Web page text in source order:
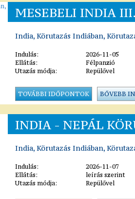
MESEBELI INDIA
India, Körutazás Indiában,
Indulás:
2026-11-05
Ellátás:
Félpanzió
Utazás módja:
Repülővel
TOVÁBBI IDŐPONTOK BŐVEBB
INDIA - NEPÁL
India, Körutazás Indiában,
Indulás:
2026-11-07
Ellátás:
leírás szerint
Utazás módja:
Repülővel